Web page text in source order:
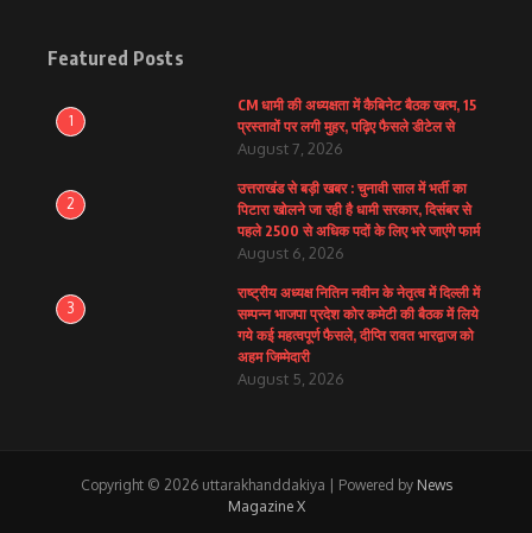
Featured Posts
1
CM धामी की अध्यक्षता में कैबिनेट बैठक खत्म, 15
प्रस्तावों पर लगी मुहर, पढ़िए फैसले डीटेल से
August 7, 2026
2
उत्तराखंड से बड़ी खबर : चुनावी साल में भर्ती का
पिटारा खोलने जा रही है धामी सरकार, दिसंबर से
पहले 2500 से अधिक पदों के लिए भरे जाएंगे फार्म
August 6, 2026
3
राष्ट्रीय अध्यक्ष नितिन नवीन के नेतृत्व में दिल्ली में
सम्पन्न भाजपा प्रदेश कोर कमेटी की बैठक में लिये
गये कई महत्वपूर्ण फैसले, दीप्ति रावत भारद्वाज को
अहम जिम्मेदारी
August 5, 2026
Copyright © 2026 uttarakhanddakiya | Powered by News
Magazine X